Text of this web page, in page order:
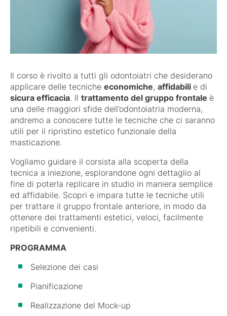
Il corso è rivolto a tutti gli odontoiatri che desiderano
applicare delle tecniche economiche, affidabili e di
sicura efficacia. Il trattamento del gruppo frontale è
una delle maggiori sfide dell’odontoiatria moderna,
andremo a conoscere tutte le tecniche che ci saranno
utili per il ripristino estetico funzionale della
masticazione.
Vogliamo guidare il corsista alla scoperta della
tecnica a iniezione, esplorandone ogni dettaglio al
fine di poterla replicare in studio in maniera semplice
ed affidabile. Scopri e impara tutte le tecniche utili
per trattare il gruppo frontale anteriore, in modo da
ottenere dei trattamenti estetici, veloci, facilmente
ripetibili e convenienti.
PROGRAMMA
Selezione dei casi
Pianificazione
Realizzazione del Mock-up